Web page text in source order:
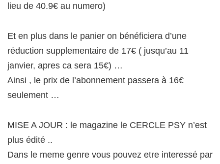
lieu de 40.9€ au numero)
Et en plus dans le panier on bénéficiera d’une
réduction supplementaire de 17€ ( jusqu’au 11
janvier, apres ca sera 15€) …
Ainsi , le prix de l’abonnement passera à 16€
seulement …
MISE A JOUR : le magazine le CERCLE PSY n’est
plus édité ..
Dans le meme genre vous pouvez etre interessé par